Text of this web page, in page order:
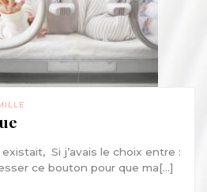
Si j’avais le choix entre :
ce bouton pour que ma[...]